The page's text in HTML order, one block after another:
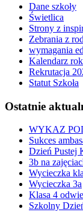
Dane szkoły
Świetlica
Strony z
Zebrania z
wymagania
Kalendarz
Rekrutacja
Statut Szkoła
Ostatnie
WYKAZ
Sukces
Dzień Pustej
3b na
Wycieczka
Wycieczka 3a
Klasa 4
Szkolny